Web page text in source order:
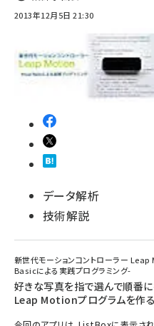
2013年12月5日 21:30
データ解析
技術解説
新世代モーションコントローラー
Basicによる実践プログラミング-
好きな写真を指で選んで順番
Leap Motionプログラムを作る